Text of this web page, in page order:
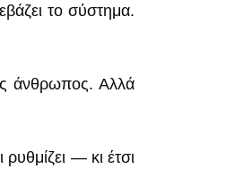
το σύστημα.
άνθρωπος. Αλλά
— κι έτσι